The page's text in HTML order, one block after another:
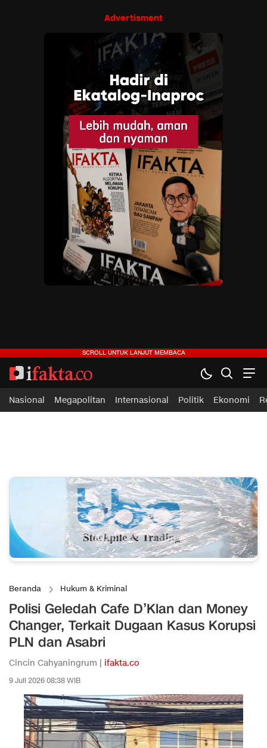
Advertisment
Nasional Megapolitan Internasional Politik Ekonomi
Beranda Hukum & Kriminal
Polisi Geledah Cafe D’Klan dan Money
Changer, Terkait Dugaan Kasus Korupsi
PLN dan Asabri
Cincin Cahyaningrum | ifakta.co
9 Juli 2026 08:38 WIB